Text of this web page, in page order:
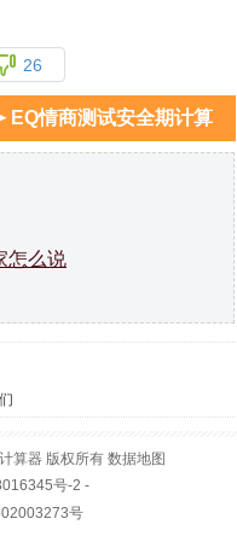
26
EQ情商测试安全期计算
怎么说
计算器 版权所有 数据地图
号-2 -
号